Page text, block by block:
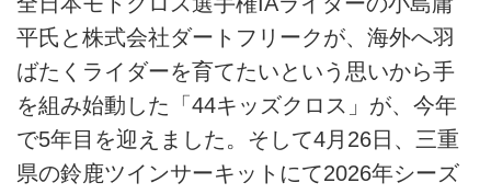
平氏と株式会社ダートフリークが、海外へ羽
ばたくライダーを育てたいという思いから手
を組み始動した「44キッズクロス」が、今年
で5年目を迎えました。そして4月26日、三重
県の鈴鹿ツインサーキットにて2026年シーズ